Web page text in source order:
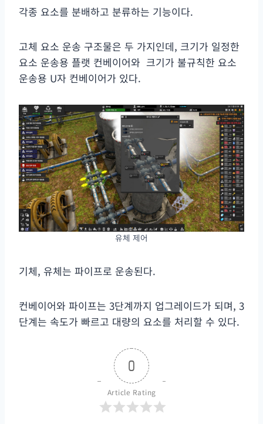
각종 요소를 분배하고 분류하는 기능이다.
고체 요소 운송 구조물은 두 가지인데, 크기가 일정한
요소 운송용 플랫 컨베이어와 크기가 불규칙한 요소
운송용 U자 컨베이어가 있다.
유체 제어
기체, 유체는 파이프로 운송된다.
컨베이어와 파이프는 3단계까지 업그레이드가 되며, 3
단계는 속도가 빠르고 대량의 요소를 처리할 수 있다.
0
Article Rating